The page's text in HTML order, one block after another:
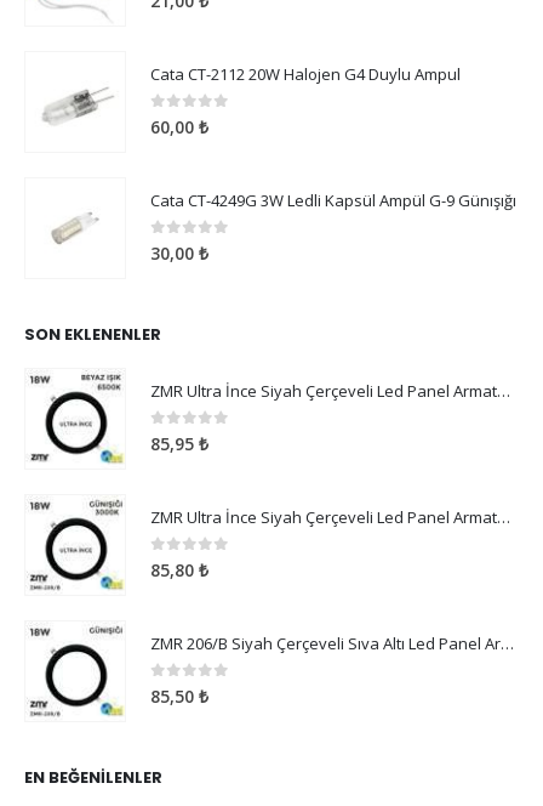
Cata CT-2112 20W Halojen G4 Duylu Ampul
05 üzerinden
60,00 ₺
Cata CT-4249G 3W Ledli Kapsül Ampül G-9 Günışığı
05 üzerinden
30,00 ₺
SON EKLENENLER
ZMR Ultra İnce Siyah Çerçeveli Led Panel Armatür 18W Beyaz Işık
05 üzerinden
85,95 ₺
ZMR Ultra İnce Siyah Çerçeveli Led Panel Armatür 18W Günışığı
05 üzerinden
85,80 ₺
ZMR 206/B Siyah Çerçeveli Sıva Altı Led Panel Armatür 18W Günışığı
05 üzerinden
85,50 ₺
EN BEĞENILENLER